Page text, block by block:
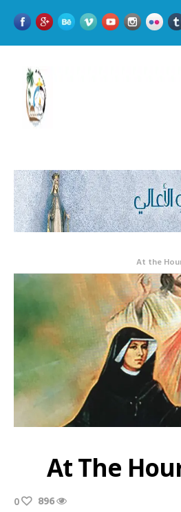
At the
At The
896
0